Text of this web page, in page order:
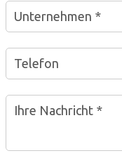
Unternehmen *
Telefon
Ihre Nachricht *